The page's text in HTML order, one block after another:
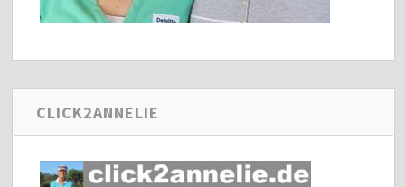
CLICK2ANNELIE